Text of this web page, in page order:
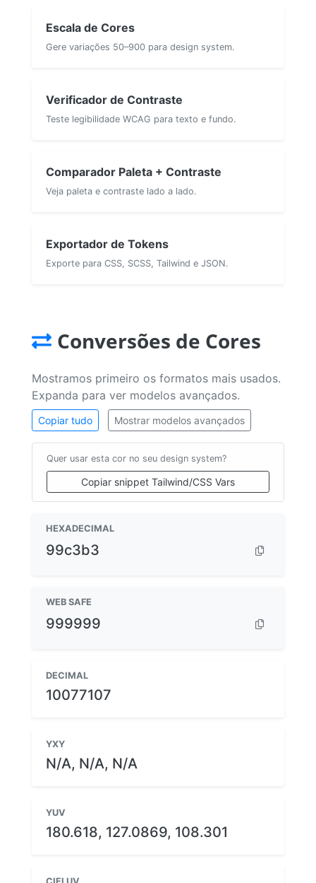
Escala de Cores
Gere variações 50–900 para design system.
Verificador de Contraste
Teste legibilidade WCAG para texto e fundo.
Comparador Paleta + Contraste
Veja paleta e contraste lado a lado.
Exportador de Tokens
Exporte para CSS, SCSS, Tailwind e JSON.
Conversões de Cores
Mostramos primeiro os formatos mais usados.
Expanda para ver modelos avançados.
Copiar tudo Mostrar modelos avançados
Quer usar esta cor no seu design system?
Copiar snippet Tailwind/CSS Vars
HEXADECIMAL
99c3b3
WEB SAFE
999999
DECIMAL
10077107
YXY
N/A, N/A, N/A
YUV
180.618, 127.0869, 108.301
CIELUV